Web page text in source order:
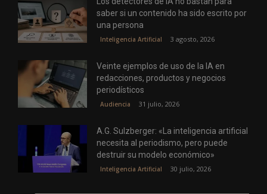
saber si un contenido ha sido escrito por
una persona
Inteligencia Artificial 3 agosto, 2026
Veinte ejemplos de uso de la IA en
redacciones, productos y negocios
periodísticos
Audiencia 31 julio, 2026
A.G. Sulzberger: «La inteligencia artificial
necesita al periodismo, pero puede
destruir su modelo económico»
Inteligencia Artificial 30 julio, 2026